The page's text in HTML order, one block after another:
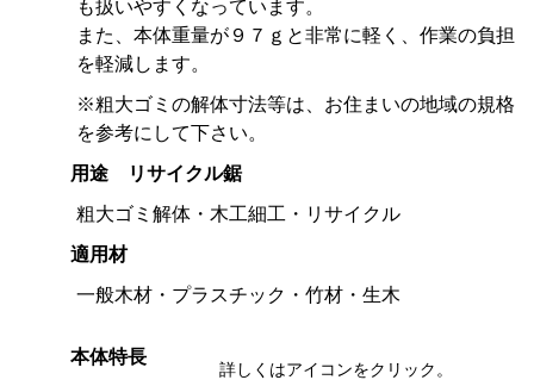
も扱いやすくなっています。
また、本体重量が９７ｇと非常に軽く、作業の負担
を軽減します。
※粗大ゴミの解体寸法等は、お住まいの地域の規格
を参考にして下さい。
用途 リサイクル鋸
粗大ゴミ解体・木工細工・リサイクル
適用材
一般木材・プラスチック・竹材・生木
本体特長
詳しくはアイコンをクリック。